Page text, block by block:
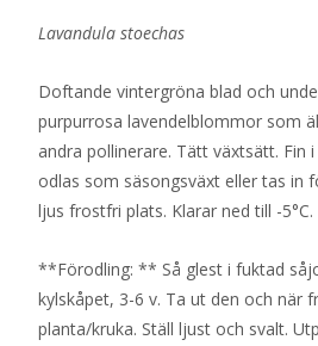
Lavandula stoechas
Doftande vintergröna blad och
purpurrosa lavendelblommor som
andra pollinerare. Tätt växtsätt. Fin
odlas som säsongsväxt eller tas in
ljus frostfri plats. Klarar ned till -5°C.
**Förodling: ** Så glest i fuktad
kylskåpet, 3-6 v. Ta ut den och när
planta/kruka. Ställ ljust och svalt.